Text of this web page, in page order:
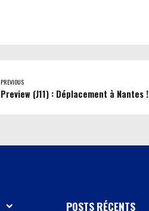
PREVIOUS
Preview (J11) : Déplacement à Nantes !
POSTS RÉCENTS